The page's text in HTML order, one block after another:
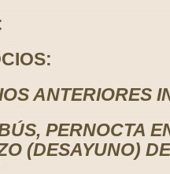
ANTERIORES
PERNOCTA
(DESAYUNO)